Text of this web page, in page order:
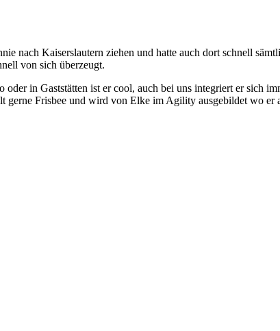
nach Kaiserslautern ziehen und hatte auch dort schnell
von sich überzeugt.
in Gaststätten ist er cool, auch bei uns integriert er sich
Frisbee und wird von Elke im Agility ausgebildet wo er